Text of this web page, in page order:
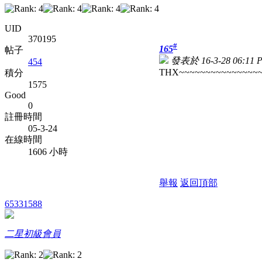
UID
370195
帖子
454
積分
1575
Good
0
註冊時間
05-3-24
在線時間
1606 小時
165#
發表於 16-3-28 06:11
舉報 返回頂部
65331588
二星初級會員